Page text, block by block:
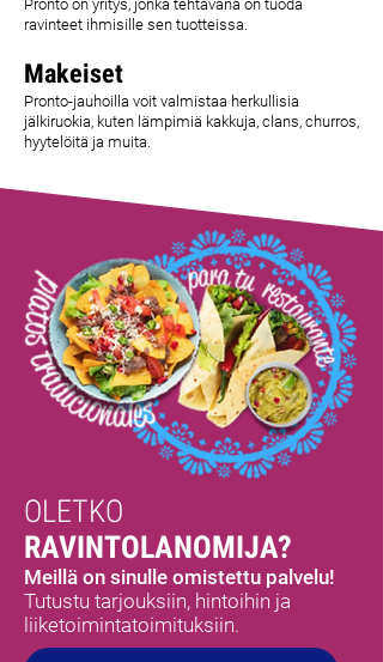
Pronto on yritys, jonka tehtävänä on tuoda
ravinteet ihmisille sen tuotteissa.
Makeiset
Pronto-jauhoilla voit valmistaa herkullisia
jälkiruokia, kuten lämpimiä kakkuja, clans, churros,
hyytelöitä ja muita.
OLETKO
RAVINTOLANOMIJA?
Meillä on sinulle omistettu palvelu!
Tutustu tarjouksiin, hintoihin ja
liiketoimintatoimituksiin.